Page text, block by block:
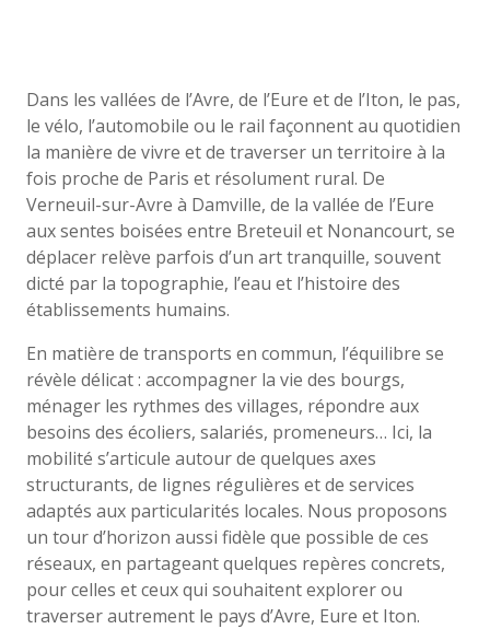
Dans les vallées de l’Avre, de l’Eure et de l’Iton, le pas,
le vélo, l’automobile ou le rail façonnent au quotidien
la manière de vivre et de traverser un territoire à la
fois proche de Paris et résolument rural. De
Verneuil-sur-Avre à Damville, de la vallée de l’Eure
aux sentes boisées entre Breteuil et Nonancourt, se
déplacer relève parfois d’un art tranquille, souvent
dicté par la topographie, l’eau et l’histoire des
établissements humains.
En matière de transports en commun, l’équilibre se
révèle délicat : accompagner la vie des bourgs,
ménager les rythmes des villages, répondre aux
besoins des écoliers, salariés, promeneurs… Ici, la
mobilité s’articule autour de quelques axes
structurants, de lignes régulières et de services
adaptés aux particularités locales. Nous proposons
un tour d’horizon aussi fidèle que possible de ces
réseaux, en partageant quelques repères concrets,
pour celles et ceux qui souhaitent explorer ou
traverser autrement le pays d’Avre, Eure et Iton.